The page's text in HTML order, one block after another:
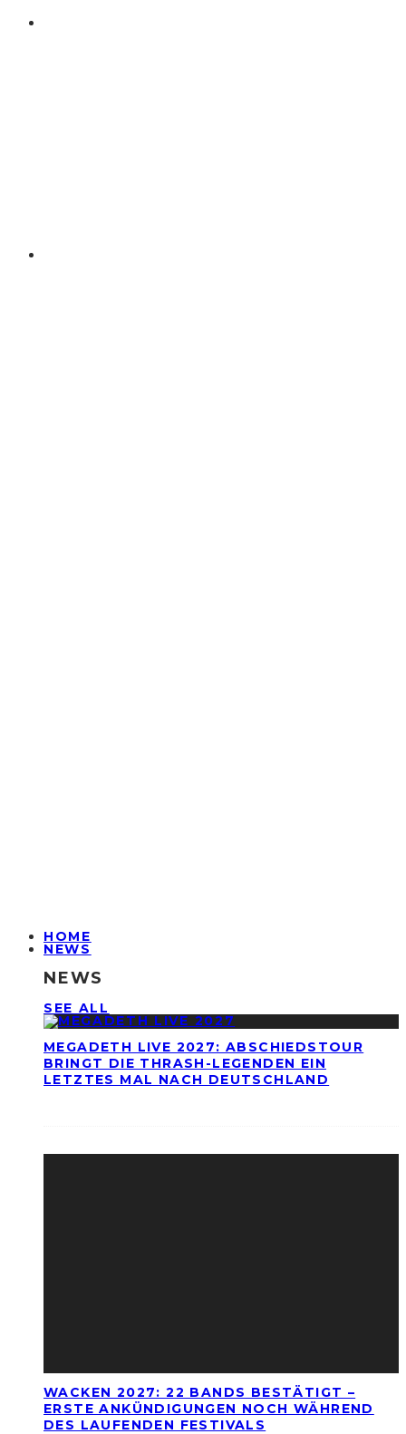
HOME
NEWS
NEWS
SEE ALL
MEGADETH LIVE 2027: ABSCHIEDSTOUR
BRINGT DIE THRASH-LEGENDEN EIN
LETZTES MAL NACH DEUTSCHLAND
WACKEN 2027: 22 BANDS BESTÄTIGT –
ERSTE ANKÜNDIGUNGEN NOCH WÄHREND
DES LAUFENDEN FESTIVALS